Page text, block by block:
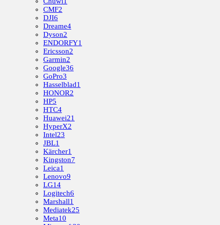
CMF2
DJI6
Dreame4
Dyson2
ENDORFY1
Ericsson2
Garmin2
Google36
GoPro3
Hasselblad1
HONOR2
HP5
HTC4
Huawei21
HyperX2
Intel23
JBL1
Kärcher1
Kingston7
Leica1
Lenovo9
LG14
Logitech6
Marshall1
Mediatek25
Meta10